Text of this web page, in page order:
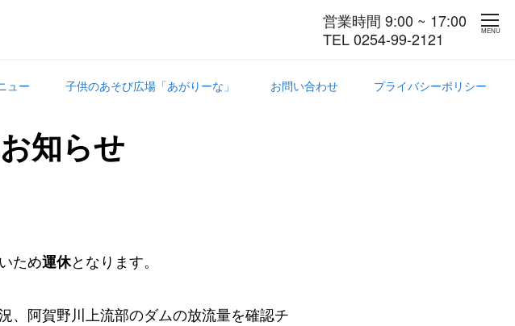
営業時間 9:00 ~ 17:00
TEL 0254-99-2121
MENU
ュー 子供のあそび広場「あがりーな」 お問い合わせ プライバシーポリシー
知らせ
ため運休となります。
、阿賀野川上流部のダムの放流量を確認チ